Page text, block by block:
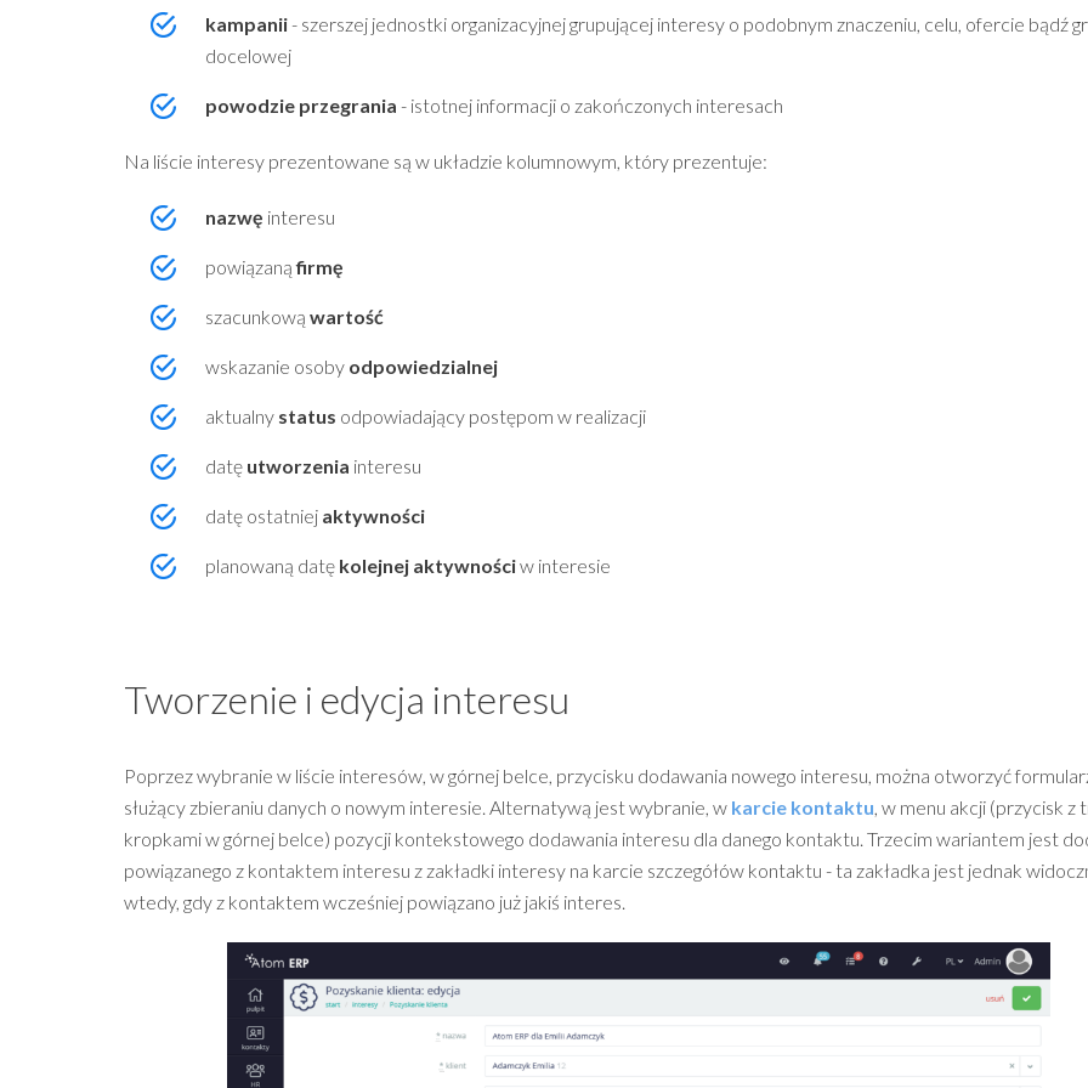
kampanii- szerszej jednostki organizacyjnej grupującej interesy o podobnym znaczeniu, celu, ofercie bądź
docelowej
powodzie przegrania - istotnej informacji o zakończonych interesach
Na liście interesy prezentowane są w układzie kolumnowym, który prezentuje:
nazwę interesu
powiązanąfirmę
szacunkową wartość
wskazanie osoby odpowiedzialnej
aktualny status odpowiadający postępom w realizacji
datę utworzenia interesu
datę ostatniej aktywności
planowaną datę kolejnej aktywnościw interesie
Tworzenie i edycja interesu
Poprzez wybranie w liście interesów, w górnej belce, przycisku dodawania nowego interesu, można otworzyć
służący zbieraniu danych o nowym interesie. Alternatywą jest wybranie, w karcie kontaktu, w menu akcji (przycisk z
kropkami w górnej belce) pozycji kontekstowego dodawania interesu dla danego kontaktu. Trzecim wariantem jest
powiązanego z kontaktem interesu z zakładki interesy na karcie szczegółów kontaktu - ta zakładka jest jednak
wtedy, gdy z kontaktem wcześniej powiązano już jakiś interes.